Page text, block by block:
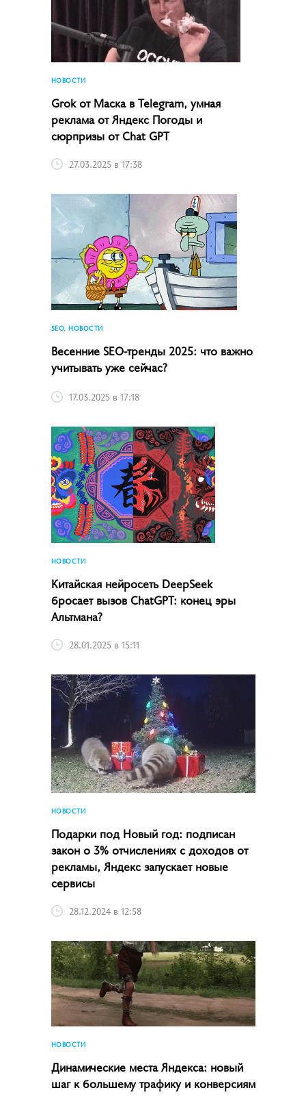
НОВОСТИ
Grok от Маска в Telegram, умная
реклама от Яндекс Погоды и
сюрпризы от Chat GPT
27.03.2025 в 17:38
SEO, НОВОСТИ
Весенние SEO-тренды 2025: что важно
учитывать уже сейчас?
17.03.2025 в 17:18
НОВОСТИ
Китайская нейросеть DeepSeek
бросает вызов ChatGPT: конец эры
Альтмана?
28.01.2025 в 15:11
НОВОСТИ
Подарки под Новый год: подписан
закон о 3% отчислениях с доходов от
рекламы, Яндекс запускает новые
сервисы
28.12.2024 в 12:58
НОВОСТИ
Динамические места Яндекса: новый
шаг к большему трафику и конверсиям